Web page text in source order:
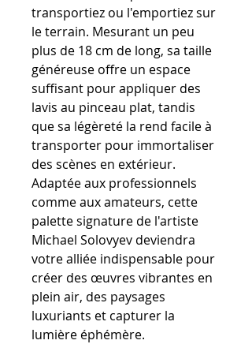
transportiez ou l'emportiez sur
le terrain. Mesurant un peu
plus de 18 cm de long, sa taille
généreuse offre un espace
suffisant pour appliquer des
lavis au pinceau plat, tandis
que sa légèreté la rend facile à
transporter pour immortaliser
des scènes en extérieur.
Adaptée aux professionnels
comme aux amateurs, cette
palette signature de l'artiste
Michael Solovyev deviendra
votre alliée indispensable pour
créer des œuvres vibrantes en
plein air, des paysages
luxuriants et capturer la
lumière éphémère.